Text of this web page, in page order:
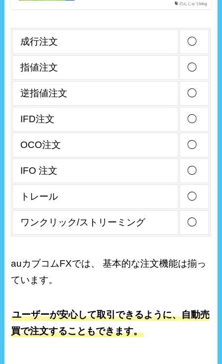
のんじゅうblog
成行注文 ◯
指値注文 ◯
逆指値注文 ◯
IFD注文 ◯
OCO注文 ◯
IFO 注文 ◯
トレール ◯
ワンクリック/ストリーミング ◯
auカブコムFXでは、 基本的な注文機能は揃っ
ています。
ユーザーが安心して取引できるように、自動売
買で注文することもできます。